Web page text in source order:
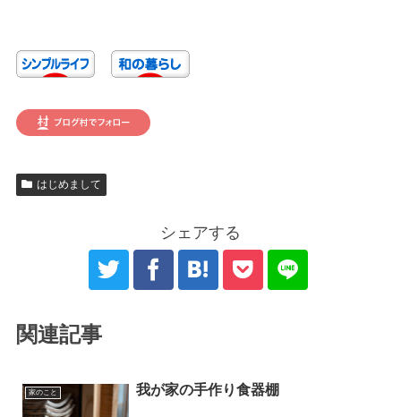
はじめまして
シェアする
関連記事
家のこと 我が家の手作り食器棚